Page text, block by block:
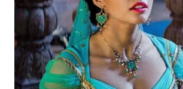
WN
TANJUNG
LESUNG
WN